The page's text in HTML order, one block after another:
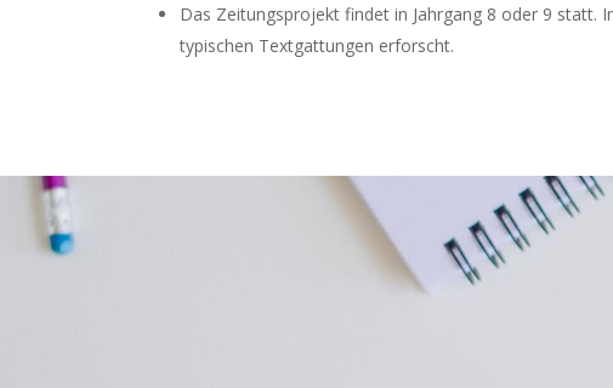
Das Zeitungsprojekt findet in Jahrgang 8 oder 9 statt.
typischen Textgattungen erforscht.